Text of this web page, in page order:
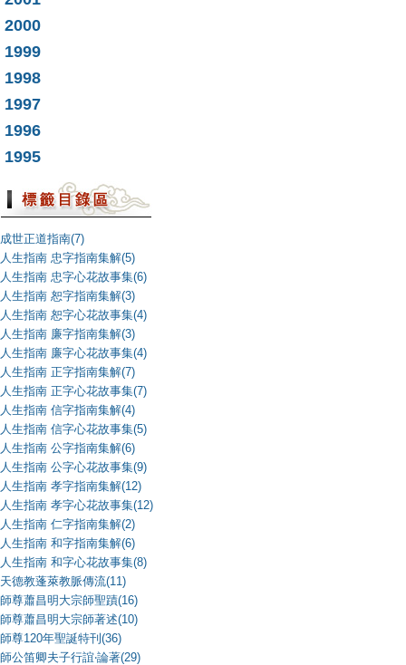
2000
1999
1998
1997
1996
1995
成世正道指南(7)
人生指南 忠字指南集解(5)
人生指南 忠字心花故事集(6)
人生指南 恕字指南集解(3)
人生指南 恕字心花故事集(4)
人生指南 廉字指南集解(3)
人生指南 廉字心花故事集(4)
人生指南 正字指南集解(7)
人生指南 正字心花故事集(7)
人生指南 信字指南集解(4)
人生指南 信字心花故事集(5)
人生指南 公字指南集解(6)
人生指南 公字心花故事集(9)
人生指南 孝字指南集解(12)
人生指南 孝字心花故事集(12)
人生指南 仁字指南集解(2)
人生指南 和字指南集解(6)
人生指南 和字心花故事集(8)
天德教蓬萊教脈傳流(11)
師尊蕭昌明大宗師聖蹟(16)
師尊蕭昌明大宗師著述(10)
師尊120年聖誕特刊(36)
師公笛卿夫子行誼‧論著(29)